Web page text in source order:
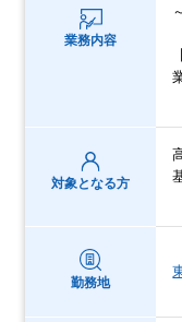
業務内容
対象となる方
勤務地